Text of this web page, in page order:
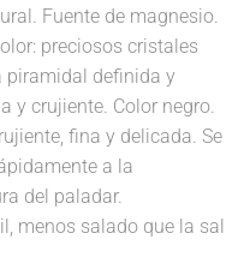
Fuente de magnesio.
preciosos cristales
piramidal definida y
y crujiente. Color negro.
fina y delicada. Se
a la
del paladar.
menos salado que la sal